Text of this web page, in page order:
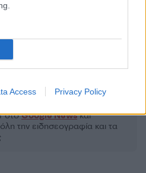
Access Privacy Policy
ΤΟΥΝΗ
στοGoogle Newsκαι
την ειδησεογραφία και τα